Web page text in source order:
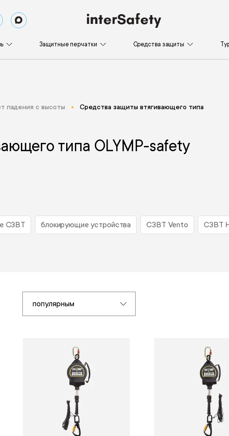
Защитные перчатки Средства защиты
падения с высоты Средства защиты втягивающего типа
типа OLYMP-safety
СЗВТ блокирующие устройства СЗВТ Vento СЗВТ
популярным